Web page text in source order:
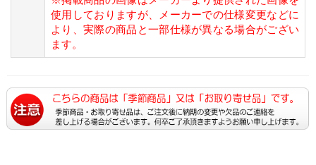
使用しておりますが、メーカーでの仕様変更などに
より、実際の商品と一部仕様が異なる場合がござい
ます。